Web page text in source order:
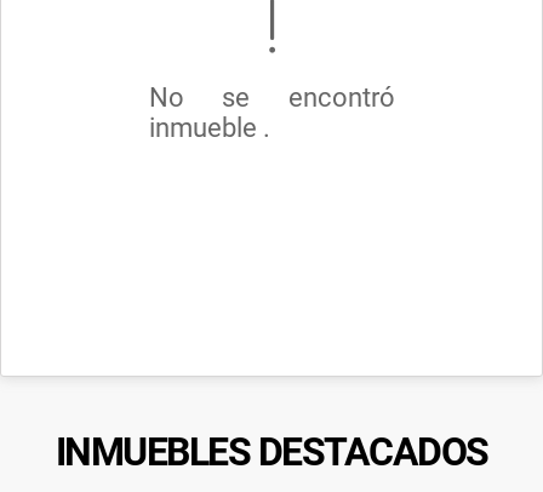
No se encontró
inmueble .
INMUEBLES DESTACADOS